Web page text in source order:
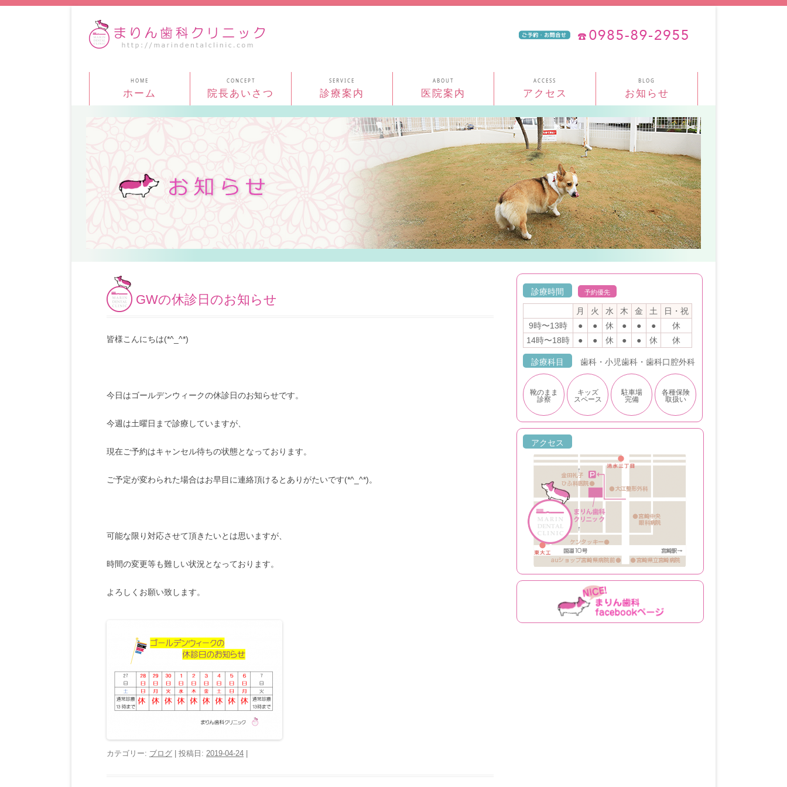
ホーム 院長あいさつ 診療案内 医院案内 アクセス お知らせ
GWの休診日のお知らせ
皆様こんにちは(*^_^*)
今日はゴールデンウィークの休診日のお知らせです。
今週は土曜日まで診療していますが、
現在ご予約はキャンセル待ちの状態となっております。
ご予定が変わられた場合はお早目に連絡頂けるとありがたいです(*^_^*)。
可能な限り対応させて頂きたいとは思いますが、
時間の変更等も難しい状況となっております。
よろしくお願い致します。
カテゴリー: ブログ | 投稿日: 2019-04-24
診療時間 予約優先
月 火 水 木 金 土
日・祝
9時〜13時
● ● 休 ● ● ●
休
14時〜18時
● ● 休 ● ● 休 休
診療科目 歯科・小児歯科・歯科口腔外科
靴のまま
診察
キッズ
スペース
駐車場
完備
各種保険
取扱い
アクセス